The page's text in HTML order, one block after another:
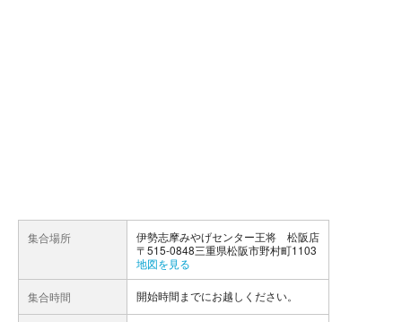
集合場所
伊勢志摩みやげセンター王将 松阪店
〒515-0848三重県松阪市野村町1103
地図を見る
集合時間 開始時間までにお越しください。